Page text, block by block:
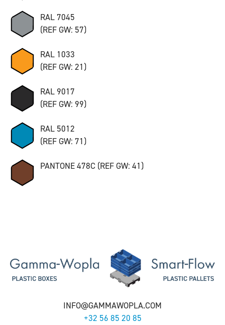
RAL 7045
(REF GW: 57)
RAL 1033
(REF GW: 21)
RAL 9017
(REF GW: 99)
RAL 5012
(REF GW: 71)
PANTONE 478C (REF GW: 41)
INFO@GAMMAWOPLA.COM
+32 56 85 20 85